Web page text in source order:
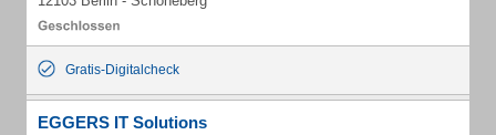
Gratis-Digitalcheck
EGGERS IT Solutions